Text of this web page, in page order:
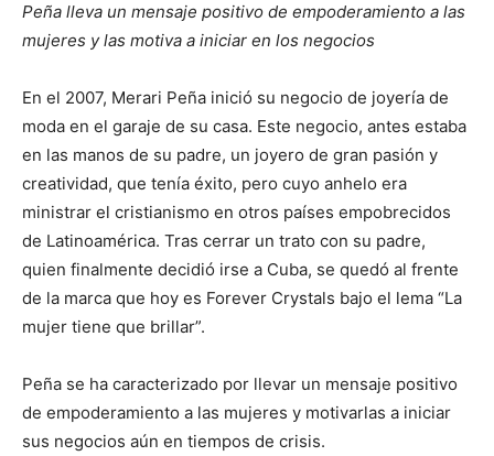
Peña lleva un mensaje positivo de empoderamiento a las
mujeres y las motiva a iniciar en los negocios
En el 2007, Merari Peña inició su negocio de joyería de
moda en el garaje de su casa. Este negocio, antes estaba
en las manos de su padre, un joyero de gran pasión y
creatividad, que tenía éxito, pero cuyo anhelo era
ministrar el cristianismo en otros países empobrecidos
de Latinoamérica. Tras cerrar un trato con su padre,
quien finalmente decidió irse a Cuba, se quedó al frente
de la marca que hoy es Forever Crystals bajo el lema “La
mujer tiene que brillar”.
Peña se ha caracterizado por llevar un mensaje positivo
de empoderamiento a las mujeres y motivarlas a iniciar
sus negocios aún en tiempos de crisis.